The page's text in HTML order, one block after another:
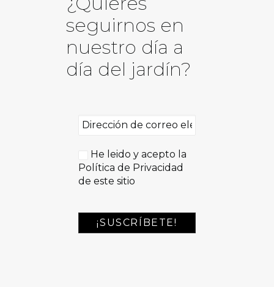
seguirnos en
nuestro día a
día del jardín?
He leido y acepto la
Política de Privacidad
de este sitio